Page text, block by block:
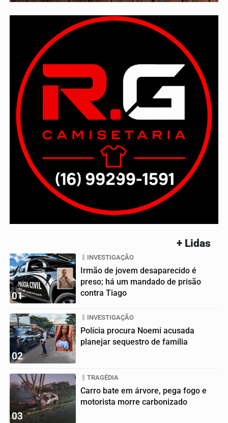
+ Lidas
01
INVESTIGAÇÃO
Irmão de jovem desaparecido é
preso; há um mandado de prisão
contra Tiago
02
INVESTIGAÇÃO
Polícia procura Noemi acusada
planejar sequestro de família
03
TRAGÉDIA
Carro bate em árvore, pega fogo e
motorista morre carbonizado